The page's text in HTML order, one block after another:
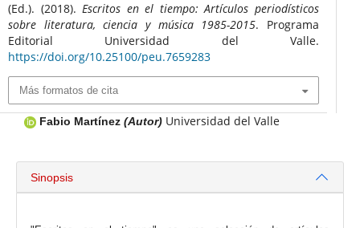
(Ed.). (2018).Escritos en el tiempo: Artículos periodísticos
sobre literatura, ciencia y música 1985-2015. Programa
Editorial Universidad del Valle.
https://doi.org/10.25100/peu.7659283
Más formatos de cita
Fabio Martínez (Autor) Universidad del Valle
Sinopsis